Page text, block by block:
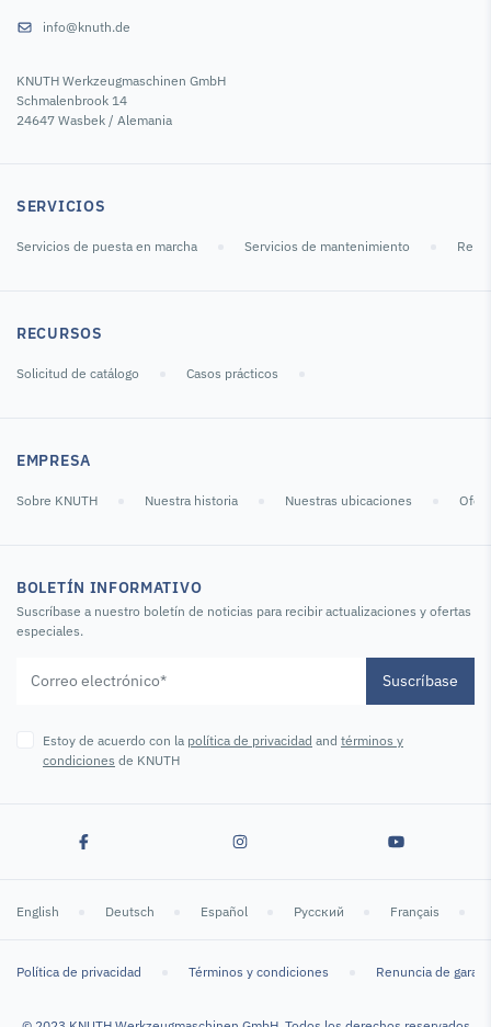
info@knuth.de
KNUTH Werkzeugmaschinen GmbH
Schmalenbrook 14
24647 Wasbek / Alemania
SERVICIOS
Servicios de puesta en marcha Servicios de mantenimiento
RECURSOS
Solicitud de catálogo Casos prácticos
EMPRESA
Sobre KNUTH Nuestra historia Nuestras ubicaciones
BOLETÍN INFORMATIVO
Suscríbase a nuestro boletín de noticias para recibir actualizaciones y ofertas
especiales.
Suscríbase
Estoy de acuerdo con la política de privacidad and términos y
condiciones de KNUTH
English Deutsch Español Русский Français
Política de privacidad Términos y condiciones Renuncia de